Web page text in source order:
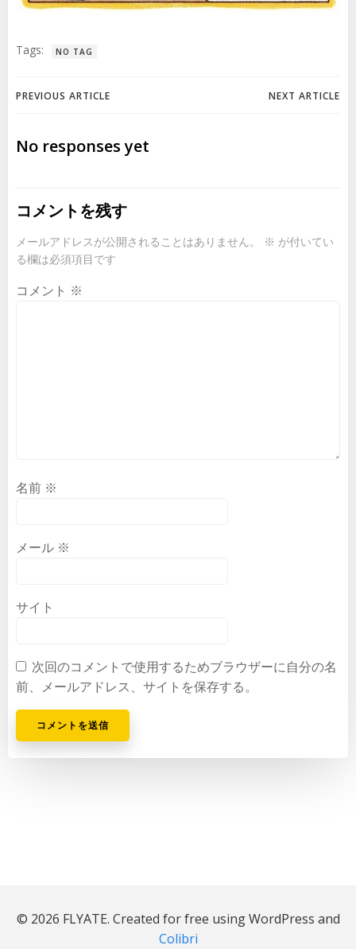
Tags: NO TAG
投
稿
ビ
ゲ
ー
PREVIOUS ARTICLE
ゲ
NEXT ARTICLE
No responses yet
コメントを残す
メールアドレスが公開されることはありません。 ※ が付いてい
る欄は必須項目です
コメント ※
名前 ※
メール ※
サイト
次回のコメントで使用するためブラウザーに自分の名
前、メールアドレス、サイトを保存する。
© 2026 FLYATE. Created for free using WordPress and
Colibri